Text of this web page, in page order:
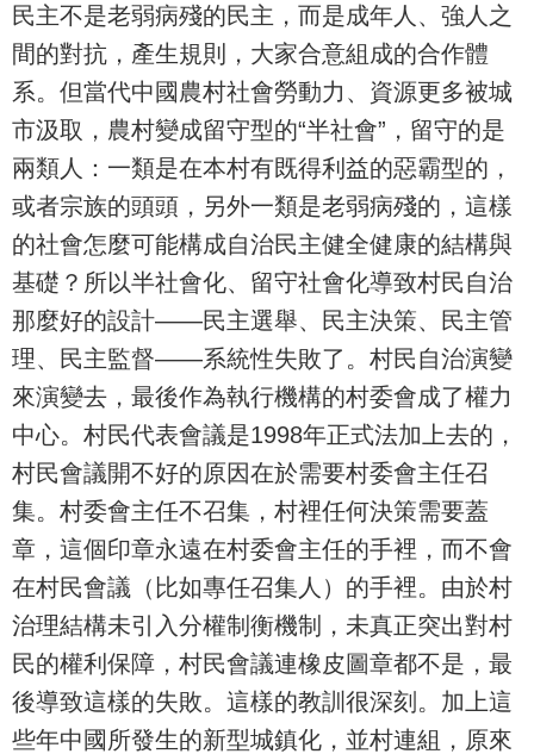
民主不是老弱病殘的民主，而是成年人、強人之
間的對抗，產生規則，大家合意組成的合作體
系。但當代中國農村社會勞動力、資源更多被城
市汲取，農村變成留守型的“半社會”，留守的是
兩類人：一類是在本村有既得利益的惡霸型的，
或者宗族的頭頭，另外一類是老弱病殘的，這樣
的社會怎麼可能構成自治民主健全健康的結構與
基礎？所以半社會化、留守社會化導致村民自治
那麼好的設計——民主選舉、民主決策、民主管
理、民主監督——系統性失敗了。村民自治演變
來演變去，最後作為執行機構的村委會成了權力
中心。村民代表會議是1998年正式法加上去的，
村民會議開不好的原因在於需要村委會主任召
集。村委會主任不召集，村裡任何決策需要蓋
章，這個印章永遠在村委會主任的手裡，而不會
在村民會議（比如專任召集人）的手裡。由於村
治理結構未引入分權制衡機制，未真正突出對村
民的權利保障，村民會議連橡皮圖章都不是，最
後導致這樣的失敗。這樣的教訓很深刻。加上這
些年中國所發生的新型城鎮化，並村連組，原來